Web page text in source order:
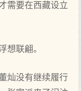
需要在西藏设立
想联翩。
灿没有继续履行